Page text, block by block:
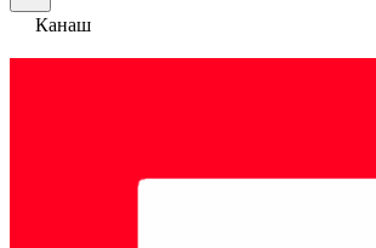
Канаш